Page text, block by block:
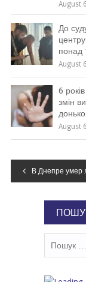
August
До
понад
August
6
змін
August